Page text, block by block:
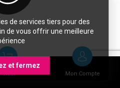
Mon Compte
de services tiers pour des
de vous offrir une meilleure
et fermez